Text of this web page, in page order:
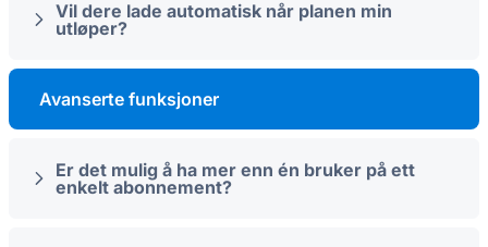
Vil dere lade automatisk når planen min
utløper?
Avanserte funksjoner
Er det mulig å ha mer enn én bruker på ett
enkelt abonnement?